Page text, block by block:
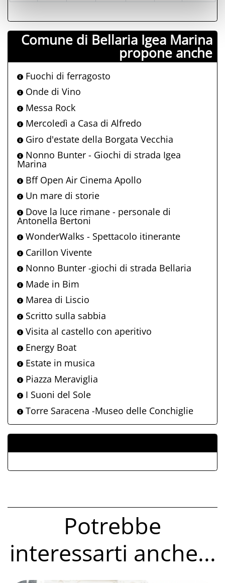
Comune di Bellaria Igea Marina
propone anche
Fuochi di ferragosto
Onde di Vino
Messa Rock
Mercoledì a Casa di Alfredo
Giro d'estate della Borgata Vecchia
Nonno Bunter - Giochi di strada Igea
Marina
Bff Open Air Cinema Apollo
Un mare di storie
Dove la luce rimane - personale di
Antonella Bertoni
WonderWalks - Spettacolo itinerante
Carillon Vivente
Nonno Bunter -giochi di strada Bellaria
Made in Bim
Marea di Liscio
Scritto sulla sabbia
Visita al castello con aperitivo
Energy Boat
Estate in musica
Piazza Meraviglia
I Suoni del Sole
Torre Saracena -Museo delle Conchiglie
Potrebbe
interessarti anche...